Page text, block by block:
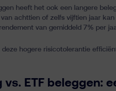
heeft het ook een langere
achttien of zelfs vijftien jaar
van gemiddeld 7% per
deze hogere risicotolerantie
vs. ETF beleggen: